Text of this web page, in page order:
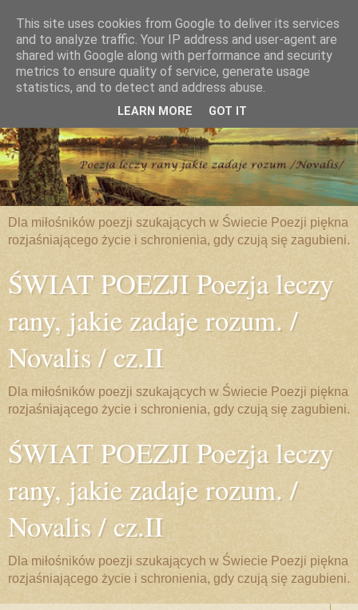
Dla miłośników poezji szukających w Świecie Poezji piękna
rozjaśniającego życie i schronienia, gdy czują się zagubieni.
ŚWIAT POEZJI Poezja leczy
rany, jakie zadaje rozum. /
Novalis / cz.II
Dla miłośników poezji szukających w Świecie Poezji piękna
rozjaśniającego życie i schronienia, gdy czują się zagubieni.
ŚWIAT POEZJI Poezja leczy
rany, jakie zadaje rozum. /
Novalis / cz.II
Dla miłośników poezji szukających w Świecie Poezji piękna
rozjaśniającego życie i schronienia, gdy czują się zagubieni.
This site uses cookies from Google to deliver its services
and to analyze traffic. Your IP address and user-agent are
shared with Google along with performance and security
metrics to ensure quality of service, generate usage
statistics, and to detect and address abuse.
LEARN MORE GOT IT